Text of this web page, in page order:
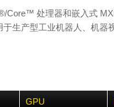
Core™ 处理器和嵌入式
生产型工业机器人、机器
GPU